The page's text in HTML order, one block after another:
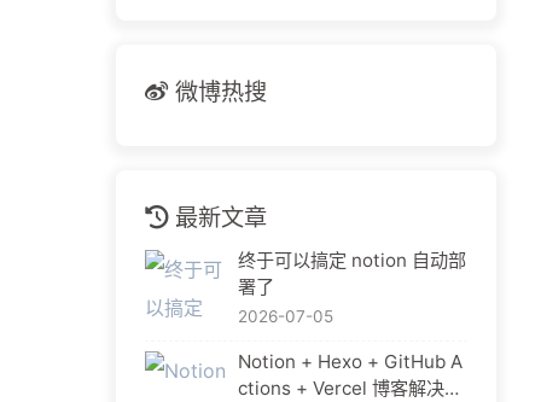
最新文章
终于可以搞定 notion 自动部
署了
2026-07-05
Notion + Hexo + GitHub A
ctions + Vercel 博客解决方
微博热搜